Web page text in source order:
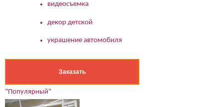
видеосъемка
декор детской
украшение автомобиля
Заказать
"Популярный"